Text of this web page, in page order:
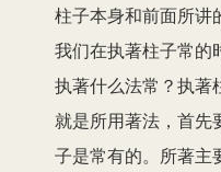
柱子本身和前面所讲
我们在执著柱子常的
执著什么法常？执著
就是所用著法，首先
子是常有的。所著主